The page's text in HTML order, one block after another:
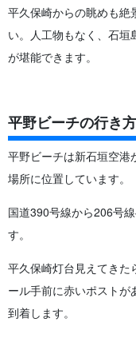
平久保崎からの眺めも絶
い。人工物もなく、石
が堪能できます。
平野ビーチの行き方
平野ビーチは新石垣空
場所に位置しています。
国道390号線から206号
す。
平久保崎灯台見えてきた
ール手前に赤いポストが
到着します。